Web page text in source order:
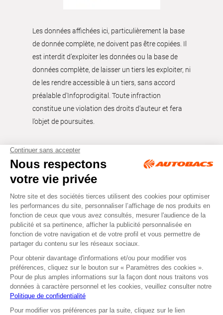
Les données affichées ici, particulièrement la base
de donnée complète, ne doivent pas être copiées. Il
est interdit d’exploiter les données ou la base de
données complète, de laisser un tiers les exploiter, ni
de les rendre accessible à un tiers, sans accord
préalable d'Infoprodigital. Toute infraction
constitue une violation des droits d’auteur et fera
l’objet de poursuites.
Tous droits réservés © Autobacs
Mentions légales RGPD
Cookies CGV
Facebook Instagram